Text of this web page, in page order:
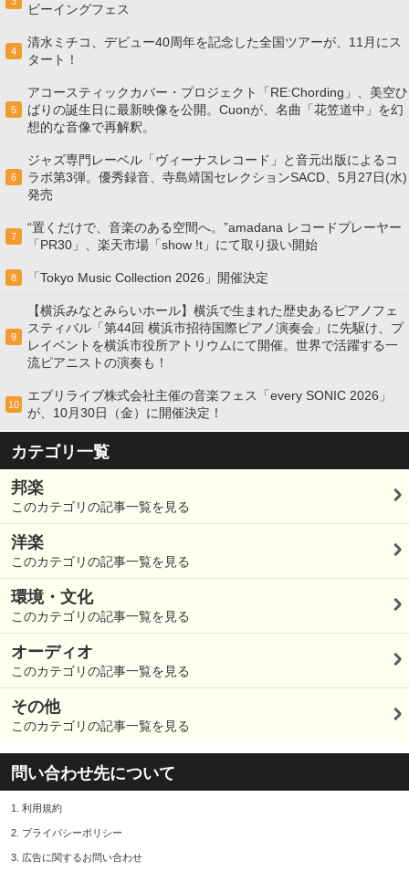
ビーイングフェス
4
清水ミチコ、デビュー40周年を記念した全国ツアーが、11月にス
タート！
5
アコースティックカバー・プロジェクト「RE:Chording」、美空ひ
ばりの誕生日に最新映像を公開。Cuonが、名曲「花笠道中」を幻
想的な音像で再解釈。
6
ジャズ専門レーベル「ヴィーナスレコード」と音元出版によるコ
ラボ第3弾。優秀録音、寺島靖国セレクションSACD、5月27日(水)
発売
7
“置くだけで、音楽のある空間へ。”amadana レコードプレーヤー
「PR30」、楽天市場「show !t」にて取り扱い開始
8 「Tokyo Music Collection 2026」開催決定
9
【横浜みなとみらいホール】横浜で生まれた歴史あるピアノフェ
スティバル「第44回 横浜市招待国際ピアノ演奏会」に先駆け、プ
レイベントを横浜市役所アトリウムにて開催。世界で活躍する一
流ピアニストの演奏も！
10
エブリライブ株式会社主催の音楽フェス「every SONIC 2026」
が、10月30日（金）に開催決定！
カテゴリ一覧
邦楽
このカテゴリの記事一覧を見る
洋楽
このカテゴリの記事一覧を見る
環境・文化
このカテゴリの記事一覧を見る
オーディオ
このカテゴリの記事一覧を見る
その他
このカテゴリの記事一覧を見る
問い合わせ先について
1. 利用規約
2. プライバシーポリシー
3. 広告に関するお問い合わせ